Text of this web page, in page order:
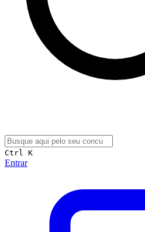
Ctrl K
Entrar